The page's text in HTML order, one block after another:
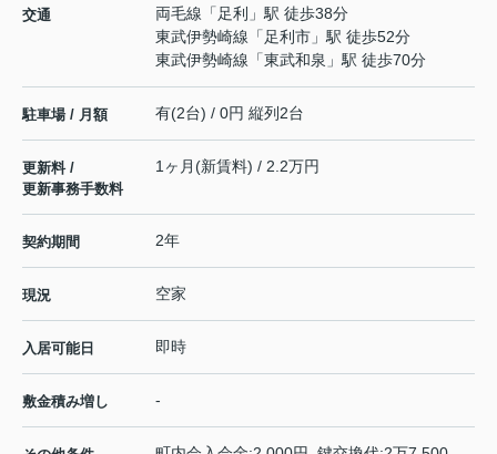
交通 両毛線 「 足利 」駅 徒歩38分
東武伊勢崎線 「 足利市 」駅 徒歩52分
東武伊勢崎線 「東武和泉 」駅 徒歩70分
駐車場 / 月額 有(2台) / 0円 縦列2台
更新料 /
更新事務手数料
1ヶ月(新賃料) / 2.2万円
契約期間 2年
現況 空家
入居可能日 即時
敷金積み増し -